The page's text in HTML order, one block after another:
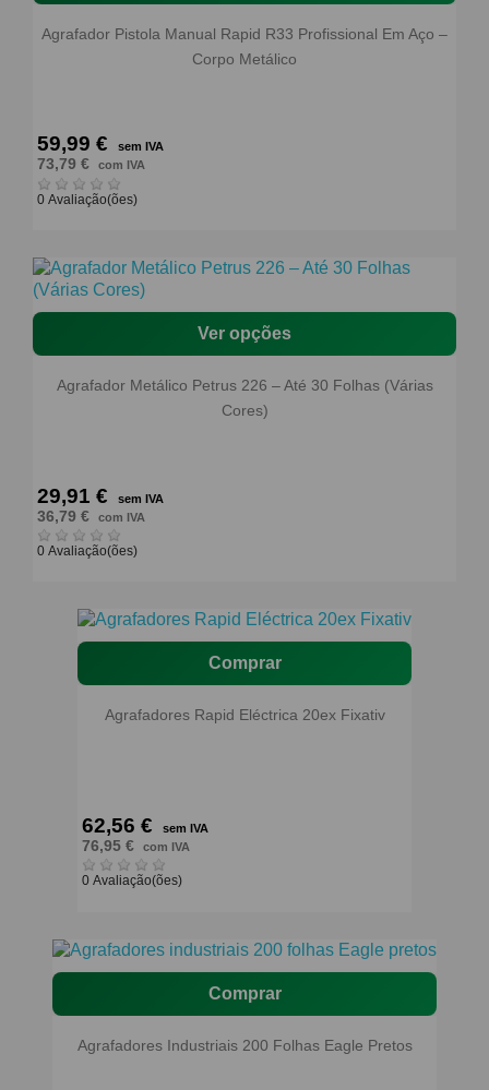
Agrafador Pistola Manual Rapid R33 Profissional Em Aço –
Corpo Metálico
59,99 € sem IVA
73,79 € com IVA
0 Avaliação(ões)
Ver opções
Agrafador Metálico Petrus 226 – Até 30 Folhas (Várias
Cores)
29,91 € sem IVA
36,79 € com IVA
0 Avaliação(ões)
Comprar
Agrafadores Rapid Eléctrica 20ex Fixativ
62,56 € sem IVA
76,95 € com IVA
0 Avaliação(ões)
Comprar
Agrafadores Industriais 200 Folhas Eagle Pretos